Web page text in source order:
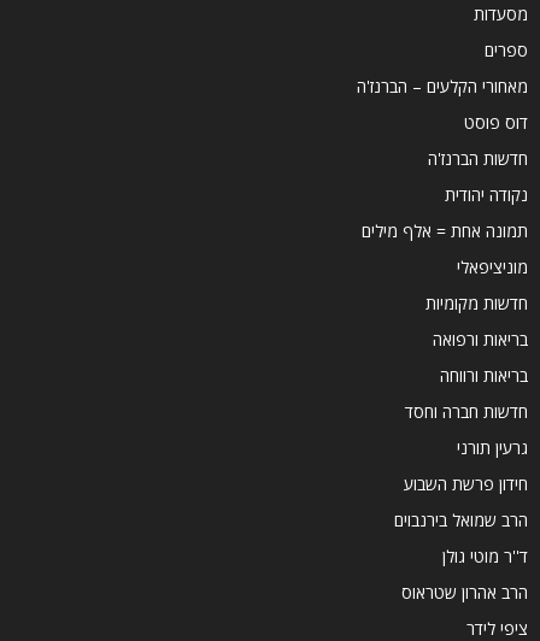
מסעדות
ספרים
מאחורי הקלעים – הברנז'ה
דוס פוסט
חדשות הברנז'ה
נקודה יהודית
תמונה אחת = אלף מילים
מוניציפאלי
חדשות מקומיות
בריאות ורפואה
בריאות ורווחה
חדשות חברה וחסד
גרעין תורני
חידון פרשת השבוע
הרב שמואל בירנבוים
ד''ר מוטי גולן
הרב אהרון שטראוס
ציפי לידר